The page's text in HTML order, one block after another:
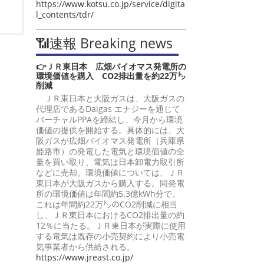
https://www.kotsu.co.jp/service/digita
l_contents/tdr/
📶速報 Breaking news
👉ＪＲ東日本 広畑バイオマス発電所の
環境価値を購入 CO2排出量を約22万㌧
削減
ＪＲ東日本と大阪ガスは、大阪ガスの
代理店であるDaigas エナジーを通じて
バーチャルPPAを締結し、今月から環境
価値の提供を開始する。具体的には、大
阪ガスが広畑バイオマス発電所（兵庫県
姫路市）の発電した電気と環境価値の全
量を買い取り、電気は日本卸電力取引所
などに売却。環境価値については、ＪＲ
東日本が大阪ガスから購入する。同発電
所の環境価値は年間約5.3億kWh分で、
これは年間約22万㌧のCO2削減に相当
し、ＪＲ東日本におけるCO2排出量の約
12％に当たる。ＪＲ東日本が実際に使用
する電気は既存の小売契約により小売電
気事業者から供給される。
https://www.jreast.co.jp/